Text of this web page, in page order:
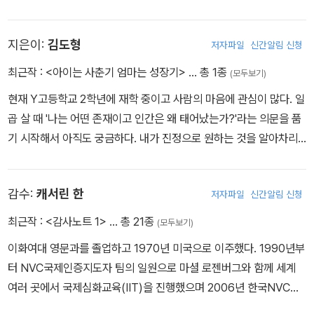
강의에서 만난 부모들은 사춘기 자녀들의 예상치 못한 태도와 반응에
좌절하며 고통스러워했다. 부모들이 쏟아내는 비극적인 표현으로 자
으나 비폭력대화 덕분에 연결의 힘을 잃지 않을 수 있었다. 지금, 이
순간에도 서로 미워하며 고달픈 시간을 보내고 있을 청소년 가족들이
모쪼록 행복해지기를 바라면서 한국형 비폭력대화 이론 및 실천법을
이라고 생각한다. 최근에는 인간과 삶에 대한 따뜻한 호기심으로 미
국의 죽음교육 및 상담협회의 국제공인 싸나톨로지스트(ADEC)와
한국싸나톨로지협회 죽음교육전문가가 되어 삶의 지평을 넓혀가고
있다. 인생에 대한 경건함과 생명에 대한 존귀함을 기억하며, 비폭력
대화와 죽음학을 나누면서 성실하게 나이 들어가고 싶다. 주요 저서
로는 《아이는 사춘기 엄마는 성장기》, 《오늘의 나를 안아주세요》가
지은이: 김도형 저자파일 신간알림 신청
최근작 : <아이는 사춘기 엄마는 성장기> … 총 1종 (모두보기)
현재 Y고등학교 2학년에 재학 중이고 사람의 마음에 관심이 많다. 일
곱 살 때 '나는 어떤 존재이고 인간은 왜 태어났는가?'라는 의문을 품
기 시작해서 아직도 궁금하다. 내가 진정으로 원하는 것을 알아차리
춘기 가운데 서 있는 듯하다. 사춘기 자녀와 부모의 소통을 위한 책을
쓰자는 엄마의 권유에, 사적인 이야기를 과감하게 공개하면서 사춘기
모두 행복해지는 데 도움이 되고 싶다.
감수: 캐서린 한 저자파일 신간알림 신청
최근작 : <감사노트 1> … 총 21종 (모두보기)
이화여대 영문과를 졸업하고 1970년 미국으로 이주했다. 1990년부
터 NVC국제인증지도자 팀의 일원으로 마셜 로젠버그와 함께 세계
여러 곳에서 국제심화교육(IIT)을 진행했으며 2006년 한국NVC센